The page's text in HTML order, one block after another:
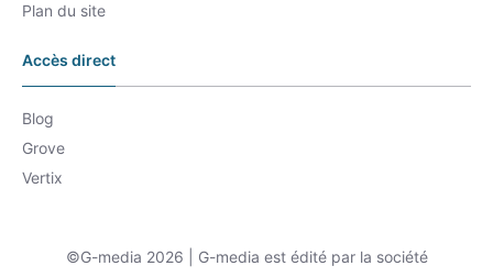
Plan du site
Accès direct
Blog
Grove
Vertix
©G-media 2026 | G-media est édité par la société